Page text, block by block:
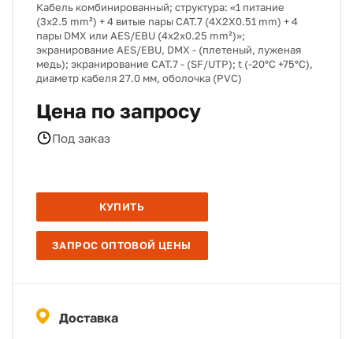
Кабель комбинированный; структура: «1 питание
(3x2.5 mm²) + 4 витые пары CAT.7 (4Х2Х0.51 mm) + 4
пары DMX или AES/EBU (4x2x0.25 mm²)»;
экранирование AES/EBU, DMX - (плетеный, луженая
медь); экранирование CAT.7 - (SF/UTP); t (-20°C +75°C),
диаметр кабеля 27.0 мм, оболочка (PVC)
Цена по запросу
Под заказ
КУПИТЬ
ЗАПРОС ОПТОВОЙ ЦЕНЫ
Доставка